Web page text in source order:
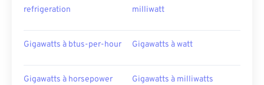
refrigeration
milliwatt
Gigawatts à btus-per-hour Gigawatts à watt
Gigawatts à horsepower Gigawatts à milliwatts